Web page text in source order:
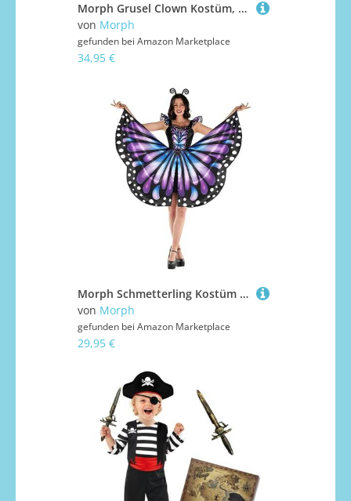
Morph Grusel Clown Kostüm, Killer Clown Kostüm, Kostüm Kinder Clown, Kostüm Kinder Jungen Clown, Böser Clown Kostüm, Clown Kostüm Halloween Kinder - XL
von Morph
gefunden bei Amazon Marketplace
34,95 €
Morph Schmetterling Kostüm Damen Flügel, Schmetterling Kostüm Erwachsene, Schmetterlings Kostüm Damen, Butterfly Costume Größe XXXL
von Morph
gefunden bei Amazon Marketplace
29,95 €